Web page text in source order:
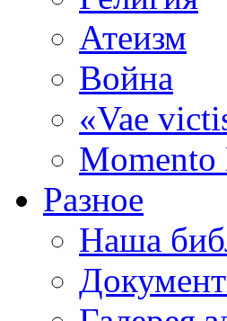
Атеизм
Война
«Vae
Разное
Наша